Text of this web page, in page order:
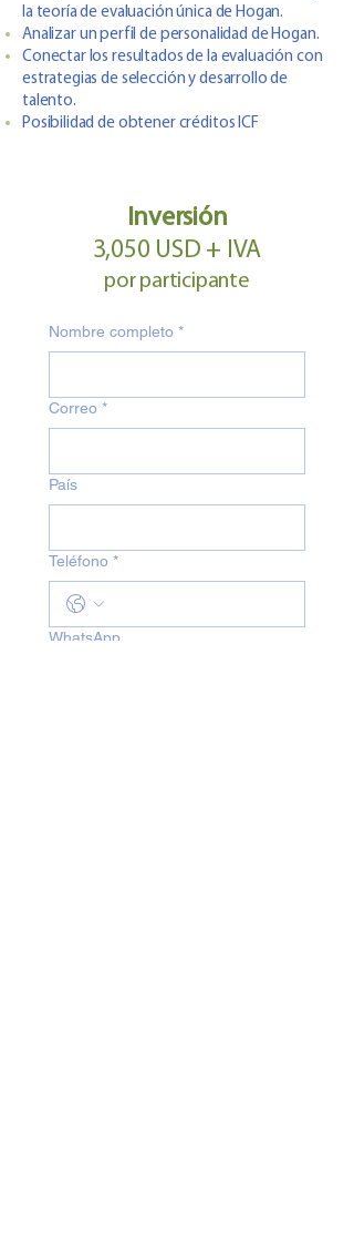
la teoría de evaluación única de Hogan.
Analizar un perfil de personalidad de Hogan.
Conectar los resultados de la evaluación con
estrategias de selección y desarrollo de
talento.
Posibilidad de obtener créditos ICF
Inversión
3,050 USD + IVA
por participante
Nombre completo *
Correo *
País
Teléfono *
WhatsApp